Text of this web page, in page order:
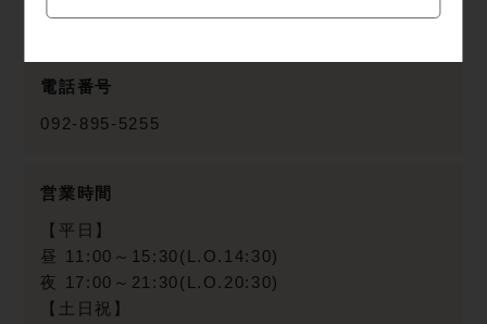
福岡県福岡市西区西の丘2-1
電話番号
092-895-5255
営業時間
【平日】
昼 11:00～15:30(L.O.14:30)
夜 17:00～21:30(L.O.20:30)
【土日祝】